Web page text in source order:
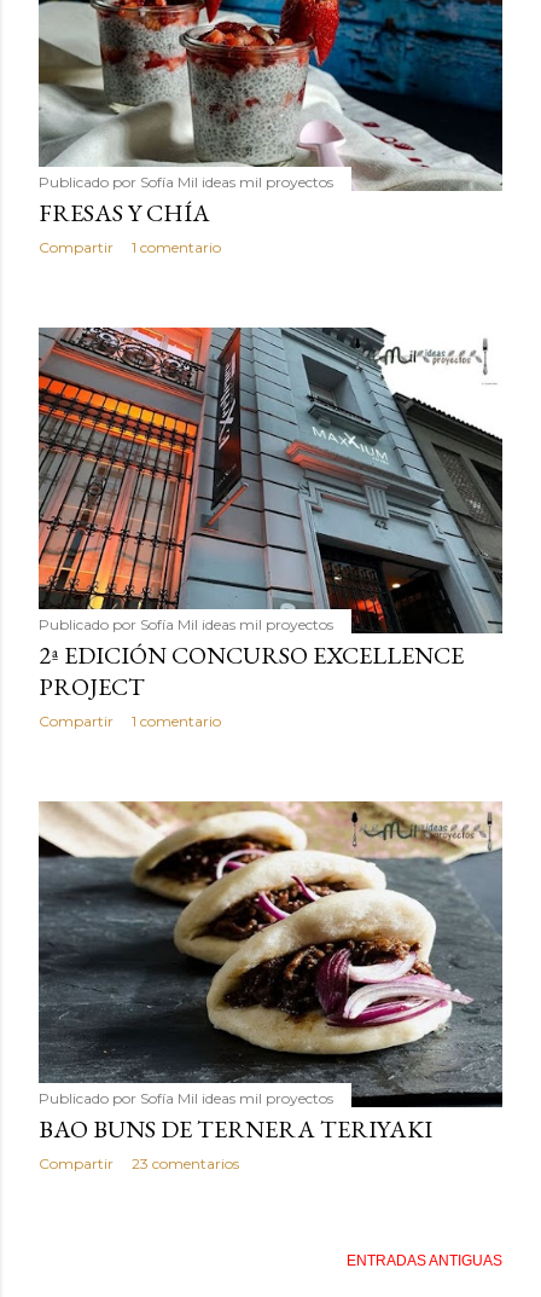
Publicado por Sofía Mil ideas mil proyectos
FRESAS Y CHÍA
Compartir 1 comentario
Publicado por Sofía Mil ideas mil proyectos
2ª EDICIÓN CONCURSO EXCELLENCE
PROJECT
Compartir 1 comentario
Publicado por Sofía Mil ideas mil proyectos
BAO BUNS DE TERNERA TERIYAKI
Compartir 23 comentarios
ENTRADAS ANTIGUAS